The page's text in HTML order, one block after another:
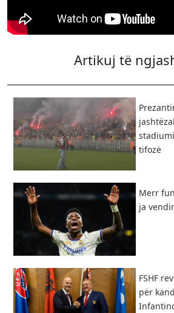
Artikuj të
tifozë
Merr
ja
FSHF
për